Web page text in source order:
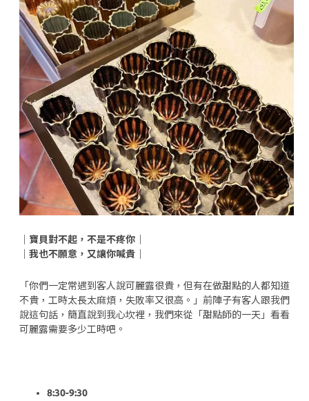
｜寶貝對不起，不是不疼你｜
｜我也不願意，又讓你喊貴｜
「你們一定常遇到客人說可麗露很貴，但有在做甜點的人都知道
不貴，工時太長太麻煩，失敗率又很高。」前陣子有客人跟我們
說這句話，簡直說到我心坎裡，我們來從「甜點師的一天」看看
可麗露需要多少工時吧。
8:30-9:30